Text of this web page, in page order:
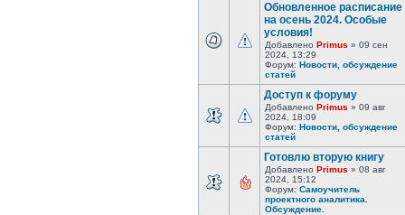
Обновленное расписание
на осень 2024. Особые
условия!
Добавлено Primus » 09 сен
2024, 13:29
Форум: Новости, обсуждение
статей
Доступ к форуму
Добавлено Primus » 09 авг
2024, 18:09
Форум: Новости, обсуждение
статей
Готовлю вторую книгу
Добавлено Primus » 08 авг
2024, 15:12
Форум: Самоучитель
проектного аналитика.
Обсуждение.